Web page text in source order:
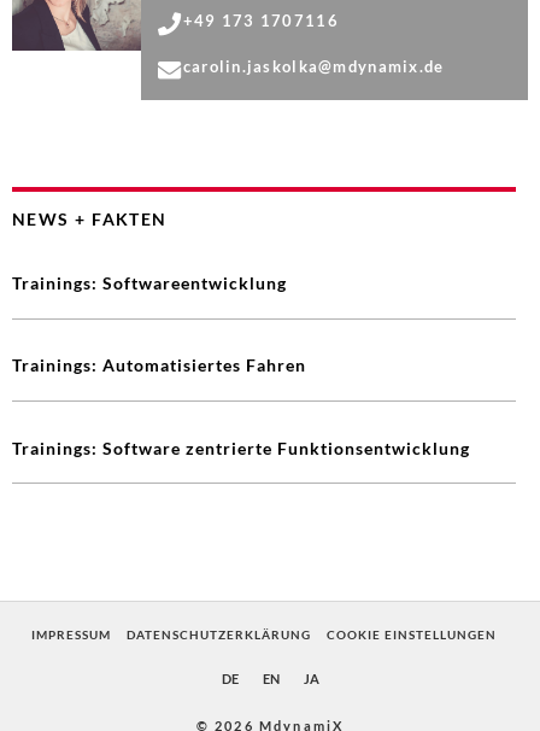
+49 173 1707116
carolin.jaskolka@mdynamix.de
NEWS + FAKTEN
Trainings: Softwareentwicklung
Trainings: Automatisiertes Fahren
Trainings: Software zentrierte Funktionsentwicklung
IMPRESSUM DATENSCHUTZERKLÄRUNG COOKIE EINSTELLUNGEN
DE EN JA
© 2026 MdynamiX